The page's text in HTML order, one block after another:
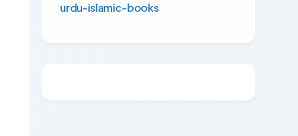
urdu-islamic-books